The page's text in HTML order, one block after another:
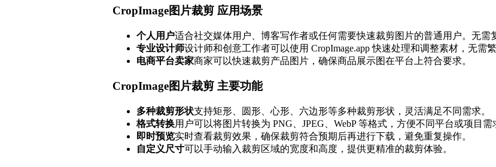
CropImage图片裁剪 应用场景
个人用户适合社交媒体用户、博客写作者或任何需要快速裁剪图片的普通用户。无需
专业设计师设计师和创意工作者可以使用 CropImage.app 快速处理和调整素材，无需
电商平台卖家商家可以快速裁剪产品图片，确保商品展示图在平台上符合要求。
CropImage图片裁剪 主要功能
多种裁剪形状支持矩形、圆形、心形、六边形等多种裁剪形状，灵活满足不同需求。
格式转换用户可以将图片转换为 PNG、JPEG、WebP 等格式，方便不同平台或项目需
即时预览实时查看裁剪效果，确保裁剪符合预期后再进行下载，避免重复操作。
自定义尺寸可以手动输入裁剪区域的宽度和高度，提供更精准的裁剪体验。